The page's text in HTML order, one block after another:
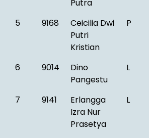
Putra
5 9168
Ceicilia Dwi
Putri
Kristian
P
6 9014
Dino
Pangestu
L
7 9141
Erlangga
Izra Nur
Prasetya
L